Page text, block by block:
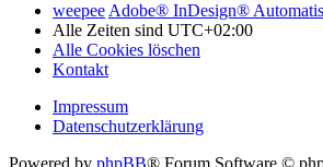
weepee Adobe® InDesign®
Alle Zeiten sind UTC+02:00
Alle Cookies löschen
Kontakt
Impressum
Datenschutzerklärung